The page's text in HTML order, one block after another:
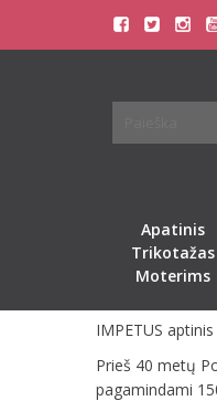
Apatinis
Trikotažas
Moterims
IMPETUS
Atsiprašome,
GRĮŽTI
IMPETUS
Prieš 40 metų
pagamindami